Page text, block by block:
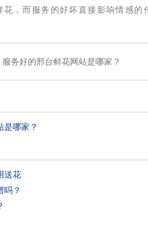
花，而服务的好坏直接影响情感
服务好的邢台鲜花网站是哪家？
是哪家？
送花
吗？